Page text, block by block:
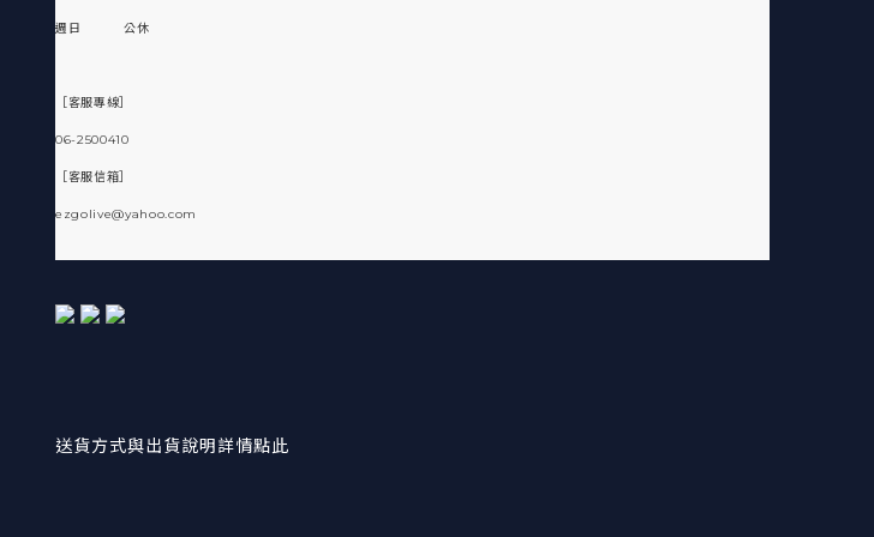
週日 公休
［客服專線］
06-2500410
［客服信箱］
ezgolive@yahoo.com
送貨方式與出貨說明詳情點此